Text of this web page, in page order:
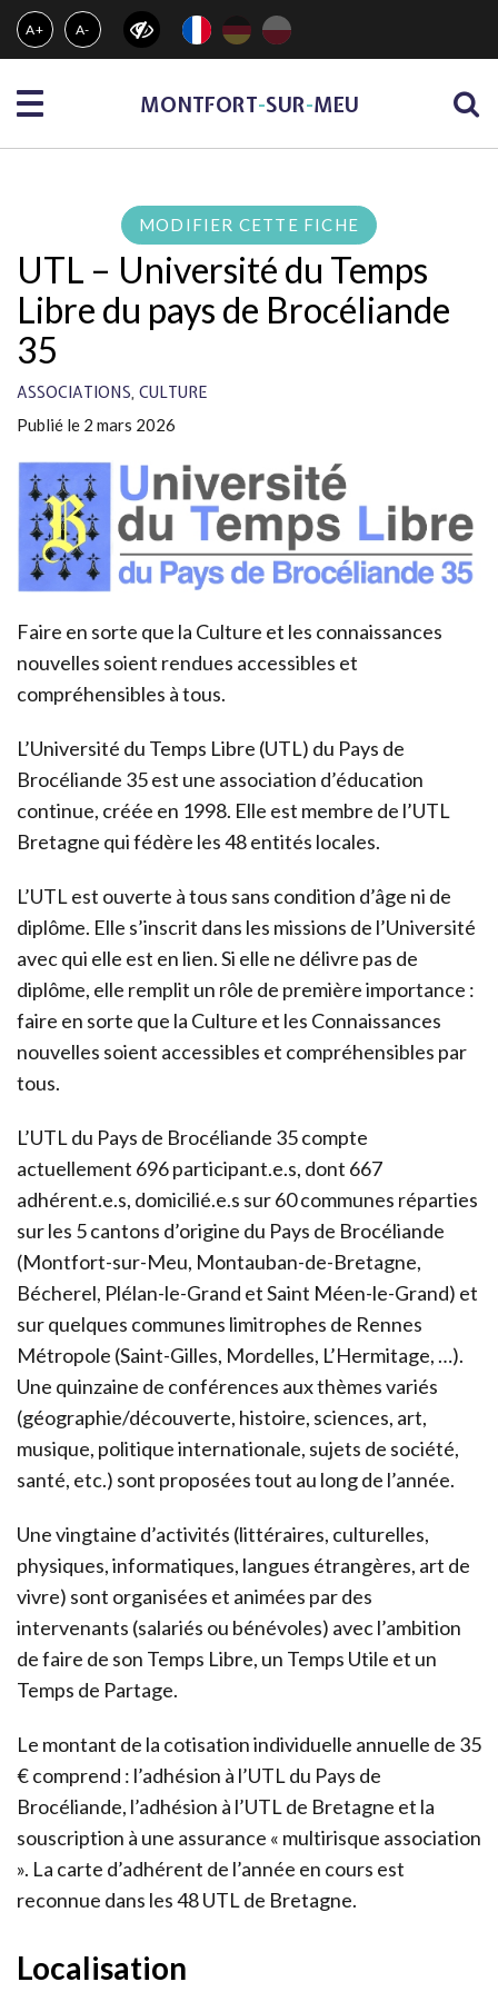
Gestion des traceurs
A+ A-
Menu MONTFORT-SUR-MEU
MODIFIER CETTE FICHE
UTL – Université du Temps
Libre du pays de Brocéliande
35
ASSOCIATIONS, CULTURE
Publié le 2 mars 2026
Faire en sorte que la Culture et les connaissances
nouvelles soient rendues accessibles et
compréhensibles à tous.
L’Université du Temps Libre (UTL) du Pays de
Brocéliande 35 est une association d’éducation
continue, créée en 1998. Elle est membre de l’UTL
Bretagne qui fédère les 48 entités locales.
L’UTL est ouverte à tous sans condition d’âge ni de
diplôme. Elle s’inscrit dans les missions de l’Université
avec qui elle est en lien. Si elle ne délivre pas de
diplôme, elle remplit un rôle de première importance :
faire en sorte que la Culture et les Connaissances
nouvelles soient accessibles et compréhensibles par
tous.
L’UTL du Pays de Brocéliande 35 compte
actuellement 696 participant.e.s, dont 667
adhérent.e.s, domicilié.e.s sur 60 communes réparties
sur les 5 cantons d’origine du Pays de Brocéliande
(Montfort-sur-Meu, Montauban-de-Bretagne,
Bécherel, Plélan-le-Grand et Saint Méen-le-Grand) et
sur quelques communes limitrophes de Rennes
Métropole (Saint-Gilles, Mordelles, L’Hermitage, …).
Une quinzaine de conférences aux thèmes variés
(géographie/découverte, histoire, sciences, art,
musique, politique internationale, sujets de société,
santé, etc.) sont proposées tout au long de l’année.
Une vingtaine d’activités (littéraires, culturelles,
physiques, informatiques, langues étrangères, art de
vivre) sont organisées et animées par des
intervenants (salariés ou bénévoles) avec l’ambition
de faire de son Temps Libre, un Temps Utile et un
Temps de Partage.
Le montant de la cotisation individuelle annuelle de 35
€ comprend : l’adhésion à l’UTL du Pays de
Brocéliande, l’adhésion à l’UTL de Bretagne et la
souscrip­tion à une assurance « multirisque association
». La carte d’adhérent de l’année en cours est
reconnue dans les 48 UTL de Bretagne.
Localisation